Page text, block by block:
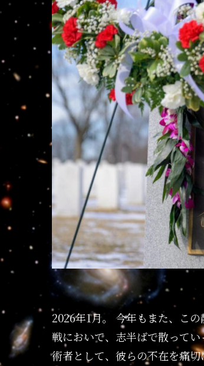
2026年1月。 今年もまた、こ
戦において、志半ばで散って
術者として、彼らの不在を痛